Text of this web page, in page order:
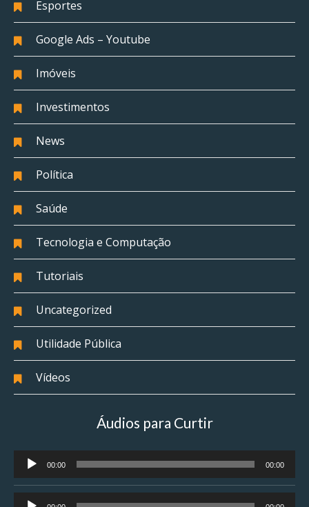
Esportes
Google Ads – Youtube
Imóveis
Investimentos
News
Política
Saúde
Tecnologia e Computação
Tutoriais
Uncategorized
Utilidade Pública
Vídeos
Áudios para Curtir
Tocador
de
áudio
00:00 00:00
Tocador